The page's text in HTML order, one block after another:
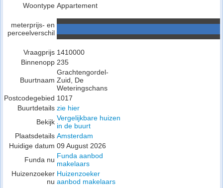
Woontype Appartement
meterprijs- en
perceelverschil
Vraagprijs 1410000
Binnenopp 235
Buurtnaam
Grachtengordel-
Zuid, De
Weteringschans
Postcodegebied 1017
Buurtdetails zie hier
Bekijk Vergelijkbare huizen
in de buurt
Plaatsdetails Amsterdam
Huidige datum 09 August 2026
Funda nu Funda aanbod
makelaars
Huizenzoeker
nu
Huizenzoeker
aanbod makelaars